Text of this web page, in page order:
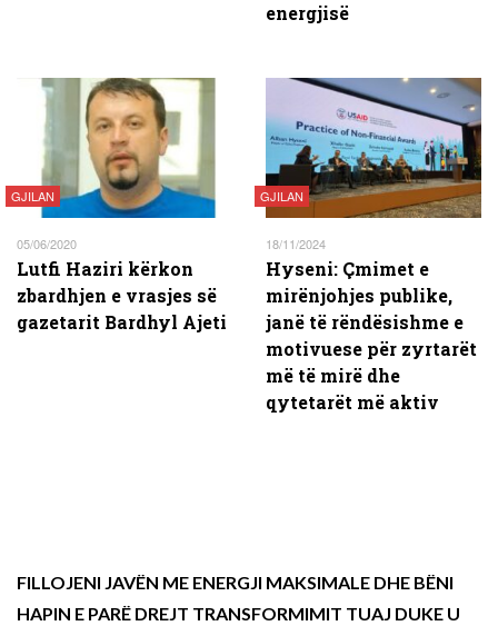
energjisë
GJILAN
05/06/2020
Lutfi Haziri kërkon
zbardhjen e vrasjes së
gazetarit Bardhyl Ajeti
GJILAN
18/11/2024
Hyseni: Çmimet e
mirënjohjes publike,
janë të rëndësishme e
motivuese për zyrtarët
më të mirë dhe
qytetarët më aktiv
FILLOJENI JAVËN ME ENERGJI MAKSIMALE DHE BËNI
HAPIN E PARË DREJT TRANSFORMIMIT TUAJ DUKE U